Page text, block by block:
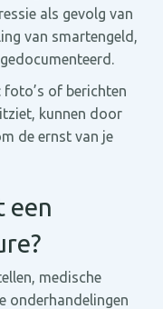
als gevolg van
van smartengeld,
foto’s of berichten
kunnen door
de ernst van je
een
medische
onderhandelingen